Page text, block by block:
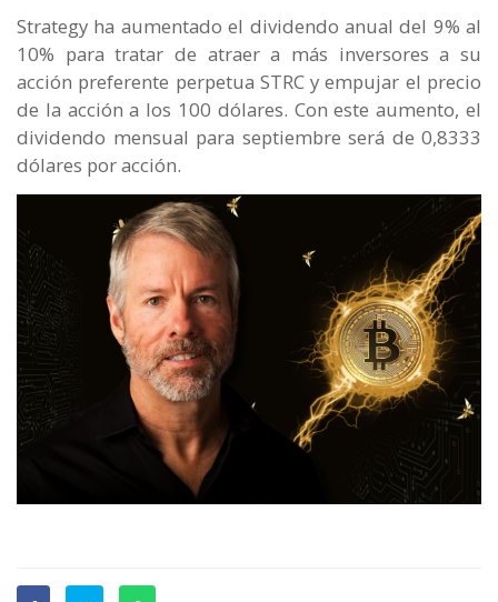
Strategy ha aumentado el dividendo anual del 9% al
10% para tratar de atraer a más inversores a su
acción preferente perpetua STRC y empujar el precio
de la acción a los 100 dólares. Con este aumento, el
dividendo mensual para septiembre será de 0,8333
dólares por acción.